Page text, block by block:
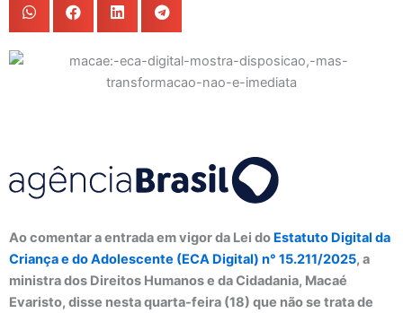
Ao comentar a entrada em vigor da Lei do Estatuto Digital da
Criança e do Adolescente (ECA Digital) n° 15.211/2025, a
ministra dos Direitos Humanos e da Cidadania, Macaé
Evaristo, disse nesta quarta-feira (18) que não se trata de